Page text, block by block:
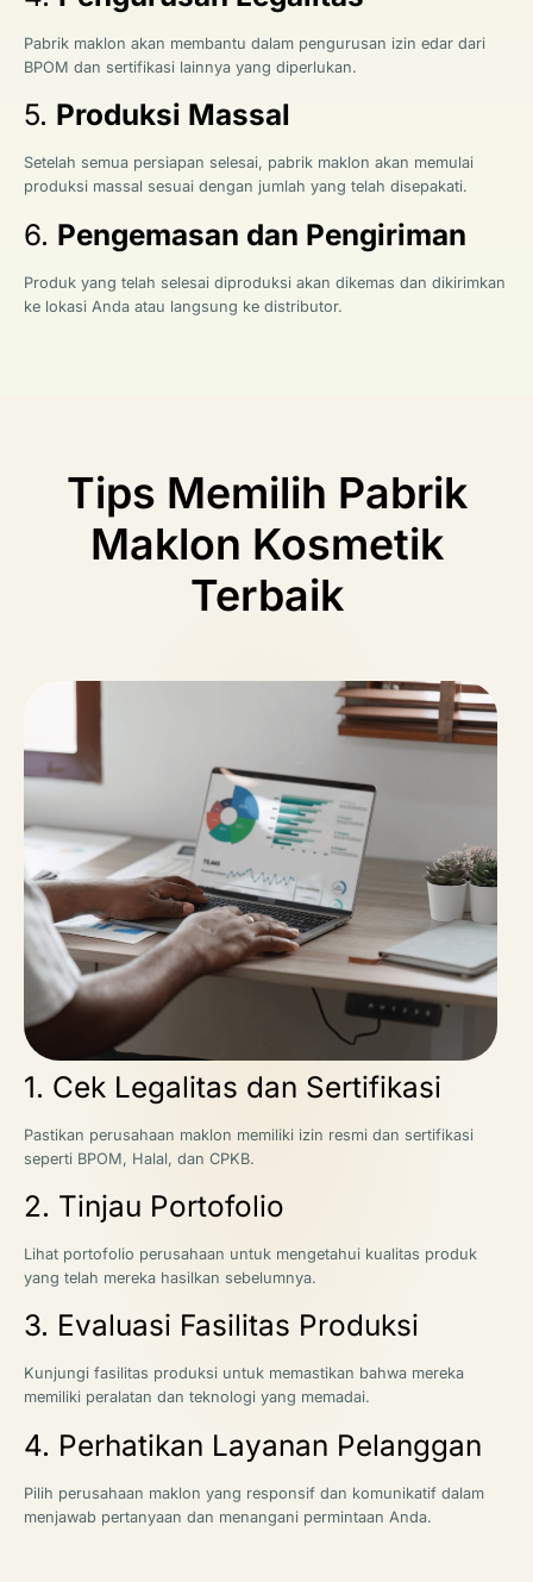
Pabrik maklon akan membantu dalam pengurusan izin edar dari
BPOM dan sertifikasi lainnya yang diperlukan.
5. Produksi Massal
Setelah semua persiapan selesai, pabrik maklon akan memulai
produksi massal sesuai dengan jumlah yang telah disepakati.
6. Pengemasan dan Pengiriman
Produk yang telah selesai diproduksi akan dikemas dan dikirimkan
ke lokasi Anda atau langsung ke distributor.
Tips Memilih Pabrik
Maklon Kosmetik
Terbaik
1. Cek Legalitas dan Sertifikasi
Pastikan perusahaan maklon memiliki izin resmi dan sertifikasi
seperti BPOM, Halal, dan CPKB.
2. Tinjau Portofolio
Lihat portofolio perusahaan untuk mengetahui kualitas produk
yang telah mereka hasilkan sebelumnya.
3. Evaluasi Fasilitas Produksi
Kunjungi fasilitas produksi untuk memastikan bahwa mereka
memiliki peralatan dan teknologi yang memadai.
4. Perhatikan Layanan Pelanggan
Pilih perusahaan maklon yang responsif dan komunikatif dalam
menjawab pertanyaan dan menangani permintaan Anda.